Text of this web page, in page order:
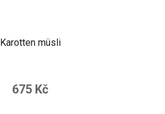
Karotten müsli
675 Kč